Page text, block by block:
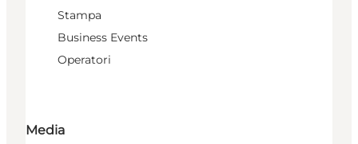
Stampa
Business Events
Operatori
Media